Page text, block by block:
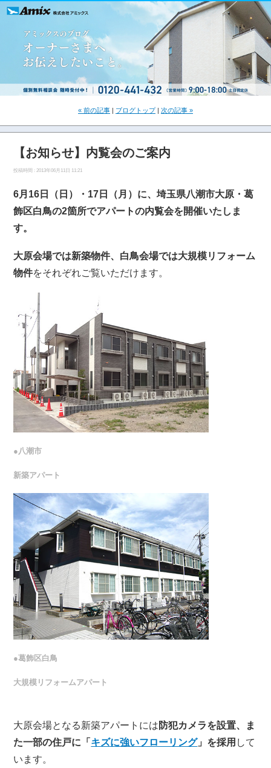
« 前の記事 ブログトップ| 次の記事 »
【お知らせ】内覧会のご案内
投稿時間 : 2013年06月11日 11:21
6月16日（日）・17日（月）に、埼玉県八潮市大原・葛
飾区白鳥の2箇所でアパートの内覧会を開催いたしま
す。
大原会場では新築物件、白鳥会場では大規模リフォーム
物件をそれぞれご覧いただけます。
●八潮市
新築アパート
●葛飾区白鳥
大規模リフォームアパート
大原会場となる新築アパートには 防犯カメラを設置、ま
た一部の住戸に「 キズに強いフローリング」を採用 して
います。